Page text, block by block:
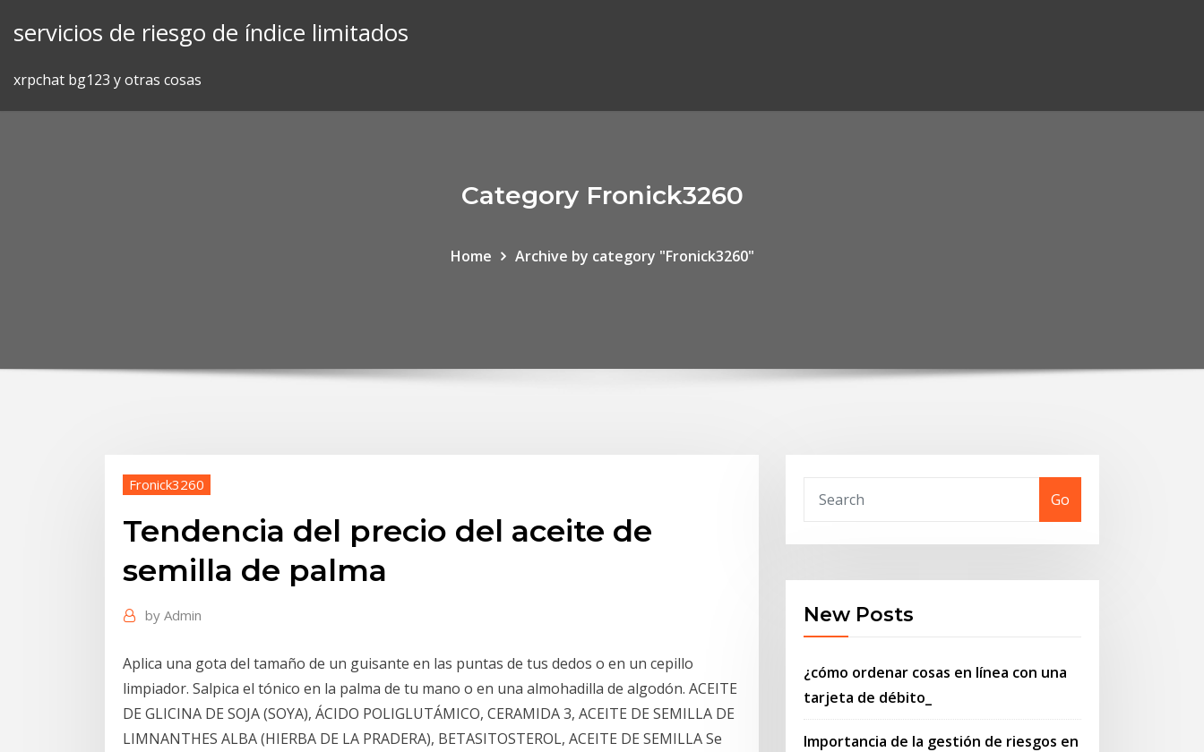
servicios de riesgo de índice limitados
xrpchat bg123 y otras cosas
Category Fronick3260
Home Archive by category "Fronick3260"
Fronick3260
Tendencia del precio del aceite de
semilla de palma
by Admin
Aplica una gota del tamaño de un guisante en las puntas de tus dedos o en un cepillo
limpiador. Salpica el tónico en la palma de tu mano o en una almohadilla de algodón. ACEITE
DE GLICINA DE SOJA (SOYA), ÁCIDO POLIGLUTÁMICO, CERAMIDA 3, ACEITE DE SEMILLA DE
LIMNANTHES ALBA (HIERBA DE LA PRADERA), BETASITOSTEROL, ACEITE DE SEMILLA Se
Go
New Posts
¿cómo ordenar cosas en línea con una
tarjeta de débito_
Importancia de la gestión de riesgos en